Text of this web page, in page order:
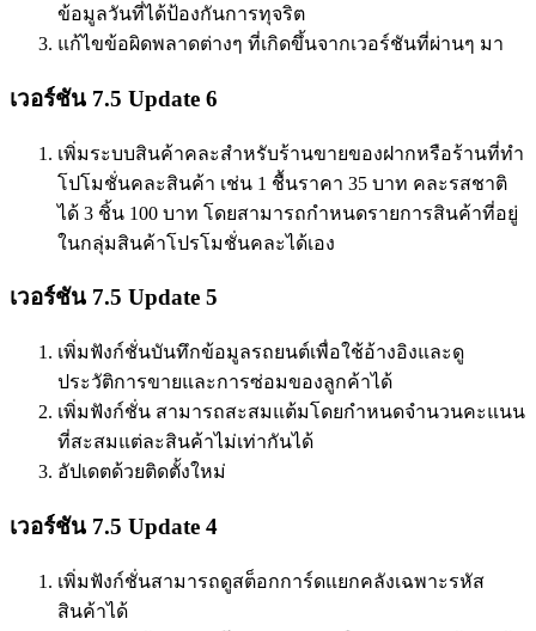
ข้อมูลวันที่ได้ป้องกันการทุจริต
แก้ไขข้อผิดพลาดต่างๆ ที่เกิดขึ้นจากเวอร์ชันที่ผ่านๆ มา
เวอร์ชัน 7.5 Update 6
เพิ่มระบบสินค้าคละสำหรับร้านขายของฝากหรือร้านที่ทำ
โปโมชั่นคละสินค้า เช่น 1 ชื้นราคา 35 บาท คละรสชาติ
ได้ 3 ชิ้น 100 บาท โดยสามารถกำหนดรายการสินค้าที่อยู่
ในกลุ่มสินค้าโปรโมชั่นคละได้เอง
เวอร์ชัน 7.5 Update 5
เพิ่มฟังก์ชั่นบันทึกข้อมูลรถยนต์เพื่อใช้อ้างอิงและดู
ประวัติการขายและการซ่อมของลูกค้าได้
เพิ่มฟังก์ชั่น สามารถสะสมแต้มโดยกำหนดจำนวนคะแนน
ที่สะสมแต่ละสินค้าไม่เท่ากันได้
อัปเดตด้วยติดตั้งใหม่
เวอร์ชัน 7.5 Update 4
เพิ่มฟังก์ชั่นสามารถดูสต็อกการ์ดแยกคลังเฉพาะรหัส
สินค้าได้